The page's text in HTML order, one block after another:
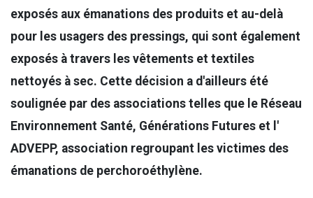
exposés aux émanations des produits et au-delà
pour les usagers des pressings, qui sont également
exposés à travers les vêtements et textiles
nettoyés à sec. Cette décision a d'ailleurs été
soulignée par des associations telles que le Réseau
Environnement Santé, Générations Futures et l'
ADVEPP, association regroupant les victimes des
émanations de perchoroéthylène.